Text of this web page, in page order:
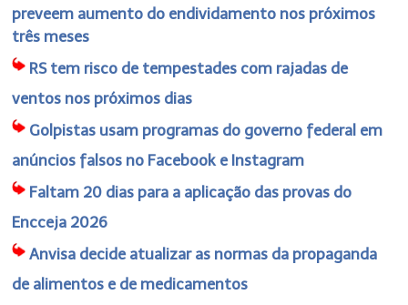
preveem aumento do endividamento nos próximos
três meses
RS tem risco de tempestades com rajadas de
ventos nos próximos dias
Golpistas usam programas do governo federal em
anúncios falsos no Facebook e Instagram
Faltam 20 dias para a aplicação das provas do
Encceja 2026
Anvisa decide atualizar as normas da propaganda
de alimentos e de medicamentos